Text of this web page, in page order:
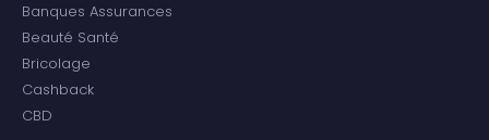
Banques Assurances
Beauté Santé
Bricolage
Cashback
CBD